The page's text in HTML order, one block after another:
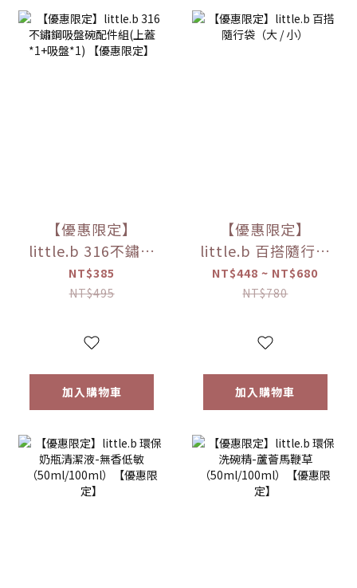
【優惠限定】
little.b 316不鏽鋼
吸盤碗配件組(上蓋
*1+吸盤*1) 【優惠
NT$385
NT$495
加入購物車
【優惠限定】
little.b 百搭隨行袋
（大 / 小）
NT$448 ~ NT$680
NT$780
加入購物車